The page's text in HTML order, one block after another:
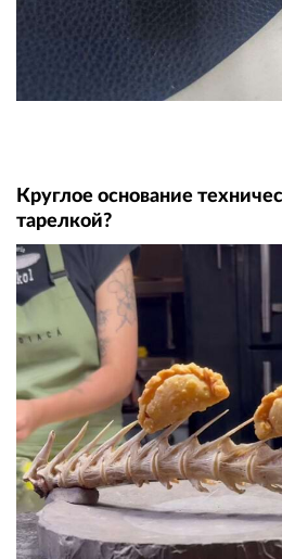
Круглое основание
тарелкой?